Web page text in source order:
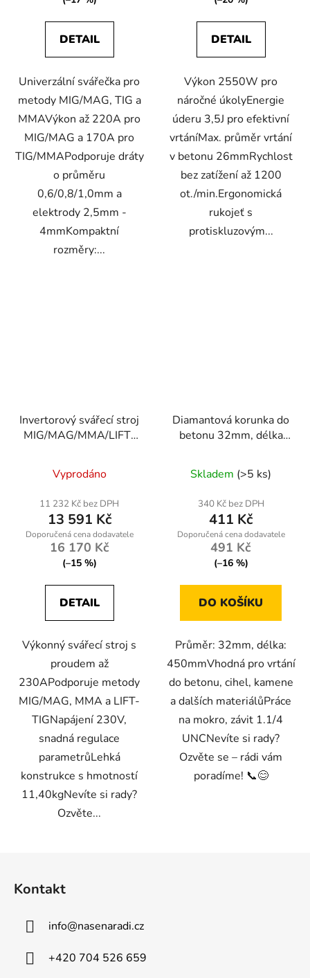
DETAIL
Univerzální svářečka pro
metody MIG/MAG, TIG a
MMAVýkon až 220A pro
MIG/MAG a 170A pro
TIG/MMAPodporuje dráty
o průměru
0,6/0,8/1,0mm a
elektrody 2,5mm -
4mmKompaktní
rozměry:...
DETAIL
Výkon 2550W pro
náročné úkolyEnergie
úderu 3,5J pro efektivní
vrtáníMax. průměr vrtání
v betonu 26mmRychlost
bez zatížení až 1200
ot./min.Ergonomická
rukojeť s
protiskluzovým...
Invertorový svářecí stroj
MIG/MAG/MMA/LIFT-
230L
Vyprodáno
11 232 Kč bez DPH
13 591 Kč
16 170 Kč
(–15 %)
DETAIL
Výkonný svářecí stroj s
proudem až
230APodporuje metody
MIG/MAG, MMA a LIFT-
TIGNapájení 230V,
snadná regulace
parametrůLehká
konstrukce s hmotností
11,40kgNevíte si rady?
Ozvěte...
Diamantová korunka do
betonu 32mm, délka
UNC
Skladem (>5 ks)
340 Kč bez DPH
411 Kč
491 Kč
(–16 %)
DO KOŠÍKU
Průměr: 32mm, délka:
450mmVhodná pro vrtání
do betonu, cihel, kamene
a dalších materiálůPráce
na mokro, závit 1.1/4
UNCNevíte si rady?
Ozvěte se – rádi vám
poradíme! 📞😊
Kontakt
info@nasenaradi.cz
+420 704 526 659